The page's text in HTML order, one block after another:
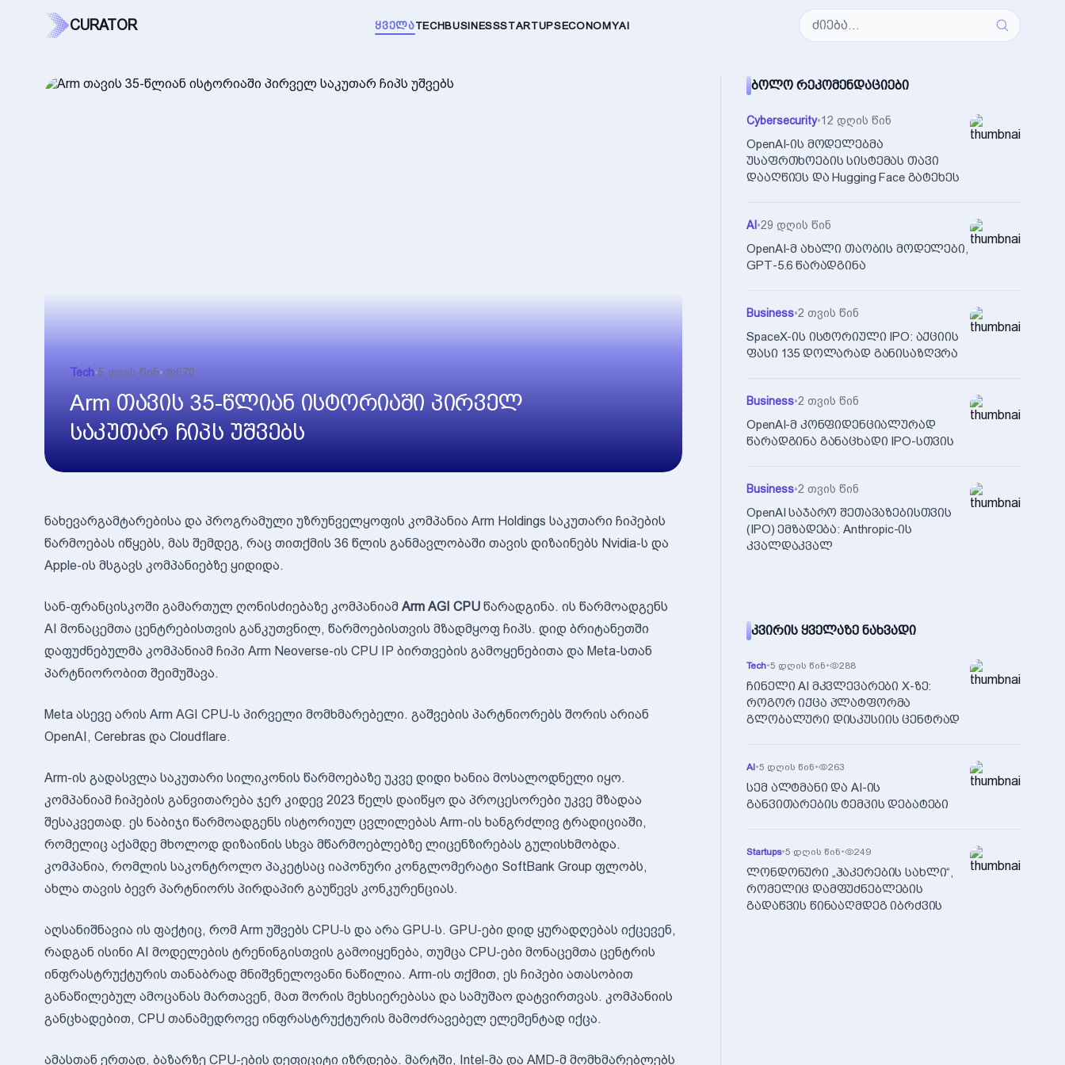
CURATOR ᲧᲕᲔᲚᲐTECHBUSINESSSTARTUPSECONOMYAI
Tech•5 თვის წინ• 670
Arm თავის 35-წლიან ისტორიაში პირველ
საკუთარ ჩიპს უშვებს
ნახევარგამტარებისა და პროგრამული უზრუნველყოფის კომპანია Arm Holdings საკუთარი ჩიპების
წარმოებას იწყებს, მას შემდეგ, რაც თითქმის 36 წლის განმავლობაში თავის დიზაინებს Nvidia-ს და
Apple-ის მსგავს კომპანიებზე ყიდიდა.
სან-ფრანცისკოში გამართულ ღონისძიებაზე კომპანიამ Arm AGI CPU წარადგინა. ის წარმოადგენს
AI მონაცემთა ცენტრებისთვის განკუთვნილ, წარმოებისთვის მზადმყოფ ჩიპს. დიდ ბრიტანეთში
დაფუძნებულმა კომპანიამ ჩიპი Arm Neoverse-ის CPU IP ბირთვების გამოყენებითა და Meta-სთან
პარტნიორობით შეიმუშავა.
Meta ასევე არის Arm AGI CPU-ს პირველი მომხმარებელი. გაშვების პარტნიორებს შორის არიან
OpenAI, Cerebras და Cloudflare.
Arm-ის გადასვლა საკუთარი სილიკონის წარმოებაზე უკვე დიდი ხანია მოსალოდნელი იყო.
კომპანიამ ჩიპების განვითარება ჯერ კიდევ 2023 წელს დაიწყო და პროცესორები უკვე მზადაა
შესაკვეთად. ეს ნაბიჯი წარმოადგენს ისტორიულ ცვლილებას Arm-ის ხანგრძლივ ტრადიციაში,
რომელიც აქამდე მხოლოდ დიზაინის სხვა მწარმოებლებზე ლიცენზირებას გულისხმობდა.
კომპანია, რომლის საკონტროლო პაკეტსაც იაპონური კონგლომერატი SoftBank Group ფლობს,
ახლა თავის ბევრ პარტნიორს პირდაპირ გაუწევს კონკურენციას.
აღსანიშნავია ის ფაქტიც, რომ Arm უშვებს CPU-ს და არა GPU-ს. GPU-ები დიდ ყურადღებას იქცევენ,
რადგან ისინი AI მოდელების ტრენინგისთვის გამოიყენება, თუმცა CPU-ები მონაცემთა ცენტრის
ინფრასტრუქტურის თანაბრად მნიშვნელოვანი ნაწილია. Arm-ის თქმით, ეს ჩიპები ათასობით
განაწილებულ ამოცანას მართავენ, მათ შორის მეხსიერებასა და სამუშაო დატვირთვას. კომპანიის
განცხადებით, CPU თანამედროვე ინფრასტრუქტურის მამოძრავებელ ელემენტად იქცა.
ამასთან ერთად, ბაზარზე CPU-ების დეფიციტი იზრდება. მარტში, Intel-მა და AMD-მ მომხმარებლებს
ᲑᲝᲚᲝ ᲠᲔᲙᲝᲛᲔᲜᲓᲐᲪᲘᲔᲑᲘ
Cybersecurity•12 დღის წინ
OpenAI-ის მოდელებმა
უსაფრთხოების სისტემას თავი
დააღწიეს და Hugging Face გატეხეს
AI •29 დღის წინ
OpenAI-მ ახალი თაობის მოდელები,
GPT-5.6 წარადგინა
Business•2 თვის წინ
SpaceX-ის ისტორიული IPO: აქციის
ფასი 135 დოლარად განისაზღვრა
Business•2 თვის წინ
OpenAI-მ კონფიდენციალურად
წარადგინა განაცხადი IPO-სთვის
Business•2 თვის წინ
OpenAI საჯარო შეთავაზებისთვის
(IPO) ემზადება: Anthropic-ის
კვალდაკვალ
ᲙᲕᲘᲠᲘᲡ ᲧᲕᲔᲚᲐᲖᲔ ᲜᲐᲮᲕᲐᲓᲘ
Tech•5 დღის წინ• 288
ჩინელი AI მკვლევარები X-ზე:
როგორ იქცა პლატფორმა
გლობალური დისკუსიის ცენტრად
AI•5 დღის წინ• 263
სემ ალტმანი და AI-ის
განვითარების ტემპის დებატები
Startups•5 დღის წინ• 249
ლონდონური „ჰაკერების სახლი“,
რომელიც დამფუძნებლების
გადაწვის წინააღმდეგ იბრძვის